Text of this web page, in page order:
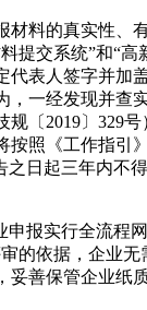
材料的真实性
提交系统”和“
表人签字并加
一经发现并查
〔2019〕329
照《工作指引
日起三年内不
申报实行全流程
的依据，企业
善保管企业纸